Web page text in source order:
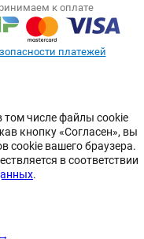
к оплате
платежей
числе файлы cookie
кнопку «Согласен», вы
cookie вашего браузера.
в соответствии
.